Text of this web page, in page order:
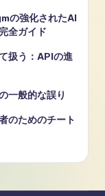
の強化されたAI
全ガイド
扱う：APIの進
一般的な誤り
のためのチート